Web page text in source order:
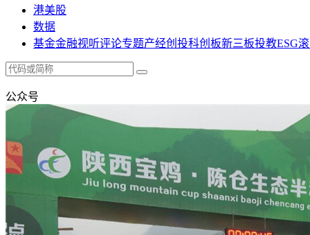
港美股
数据
基金金融视听评论专题产经创投科创板新三板投教ESG
公众号